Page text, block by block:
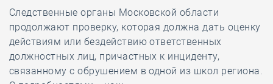
Следственные органы Московской области
продолжают проверку, которая должна дать оценку
действиям или бездействию ответственных
должностных лиц, причастных к инциденту,
связанному с обрушением в одной из школ региона.